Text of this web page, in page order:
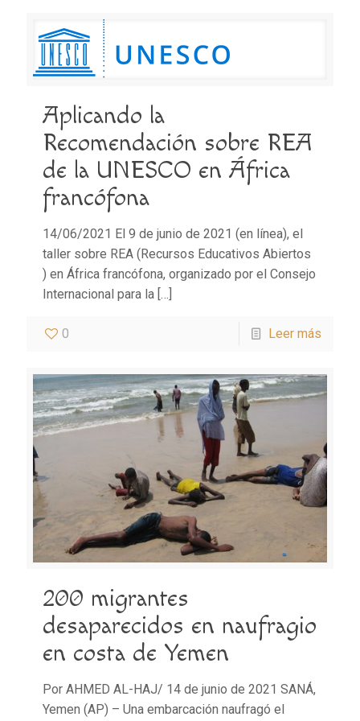
Aplicando la
Recomendación sobre REA
de la UNESCO en África
francófona
14/06/2021 El 9 de junio de 2021 (en línea), el
taller sobre REA (Recursos Educativos Abiertos
) en África francófona, organizado por el Consejo
Internacional para la […]
0 Leer más
200 migrantes
desaparecidos en naufragio
en costa de Yemen
Por AHMED AL-HAJ/ 14 de junio de 2021 SANÁ,
Yemen (AP) – Una embarcación naufragó el